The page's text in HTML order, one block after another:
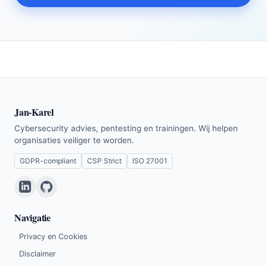
Jan-Karel
Cybersecurity advies, pentesting en trainingen. Wij helpen
organisaties veiliger te worden.
GDPR-compliant CSP Strict ISO 27001
Navigatie
Privacy en Cookies
Disclaimer